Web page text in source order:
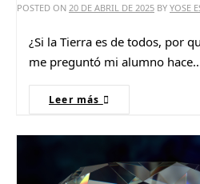
POSTED ON 20 DE ABRIL DE 2025 BY YOSE
¿Si la Tierra es de todos, por
me preguntó mi alumno
Leer más